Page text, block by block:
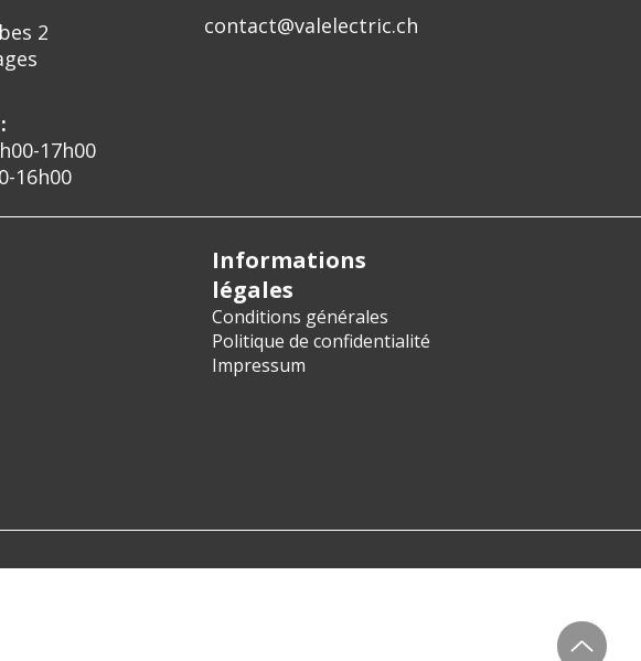
2
contact@valelectric.ch
17h00
16h00
Informations
légales
Conditions générales
Politique de confidentialité
Impressum